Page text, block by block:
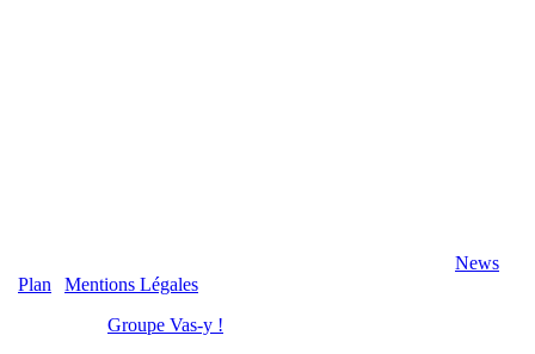
News
Plan
Mentions Légales
Groupe Vas-y !